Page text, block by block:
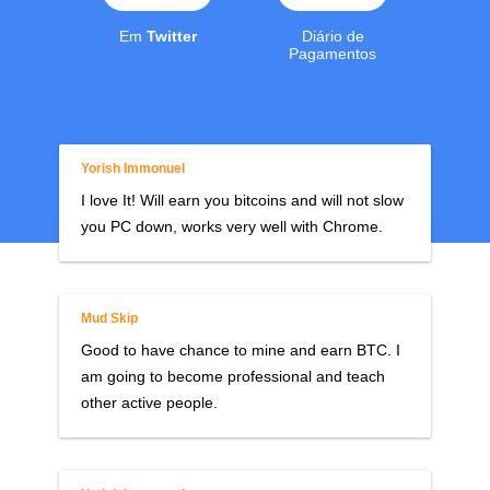
Em Twitter
Diário de
Pagamentos
Yorish Immonuel
I love It! Will earn you bitcoins and will not slow
you PC down, works very well with Chrome.
Mud Skip
Good to have chance to mine and earn BTC. I
am going to become professional and teach
other active people.